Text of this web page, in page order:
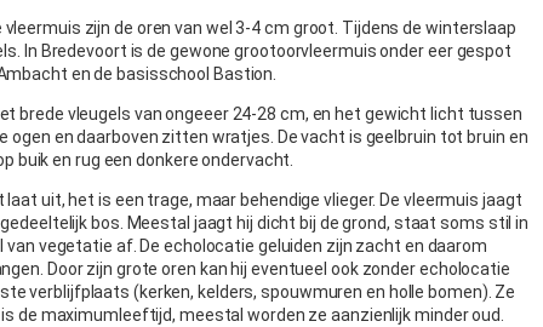
zijn de oren van wel 3-4 cm groot. Tijdens de winterslaap
In Bredevoort is de gewone grootoorvleermuis onder eer gespot
en de basisschool Bastion.
brede vleugels van ongeeer 24-28 cm, en het gewicht licht tussen
ogen en daarboven zitten wratjes. De vacht is geelbruin tot bruin en
buik en rug een donkere ondervacht.
uit, het is een trage, maar behendige vlieger. De vleermuis jaagt
bos. Meestal jaagt hij dicht bij de grond, staat soms stil in
vegetatie af. De echolocatie geluiden zijn zacht en daarom
Door zijn grote oren kan hij eventueel ook zonder echolocatie
verblijfplaats (kerken, kelders, spouwmuren en holle bomen). Ze
de maximumleeftijd, meestal worden ze aanzienlijk minder oud.